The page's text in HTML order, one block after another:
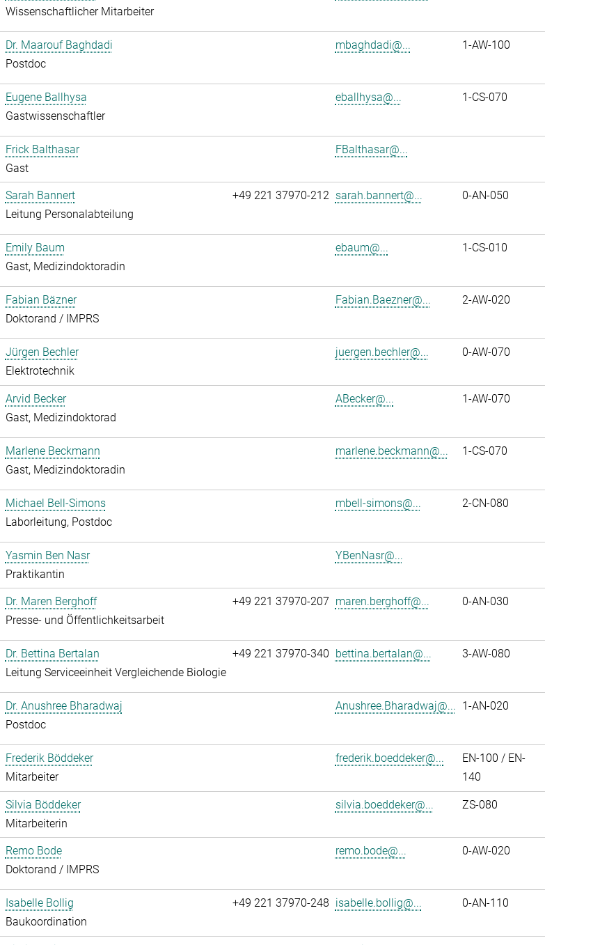
Wissenschaftlicher Mitarbeiter
Dr. Maarouf Baghdadi
Postdoc
mbaghdadi@... 1-AW-100
Eugene Ballhysa
Gastwissenschaftler
eballhysa@... 1-CS-070
Frick Balthasar
Gast
FBalthasar@...
Sarah Bannert
Leitung Personalabteilung
+49 221 37970-212 sarah.bannert@... 0-AN-050
Emily Baum
Gast, Medizindoktoradin
ebaum@... 1-CS-010
Fabian Bäzner
Doktorand / IMPRS
Fabian.Baezner@... 2-AW-020
Jürgen Bechler
Elektrotechnik
juergen.bechler@... 0-AW-070
Arvid Becker
Gast, Medizindoktorad
ABecker@... 1-AW-070
Marlene Beckmann
Gast, Medizindoktoradin
marlene.beckmann@... 1-CS-070
Michael Bell-Simons
Laborleitung, Postdoc
mbell-simons@... 2-CN-080
Yasmin Ben Nasr
Praktikantin
YBenNasr@...
Dr. Maren Berghoff
Presse- und Öffentlichkeitsarbeit
+49 221 37970-207 maren.berghoff@... 0-AN-030
Dr. Bettina Bertalan
Leitung Serviceeinheit Vergleichende Biologie
+49 221 37970-340 bettina.bertalan@... 3-AW-080
Dr. Anushree Bharadwaj
Postdoc
Anushree.Bharadwaj@... 1-AN-020
Frederik Böddeker
Mitarbeiter
frederik.boeddeker@...
EN-100 / EN-
140
Silvia Böddeker
Mitarbeiterin
silvia.boeddeker@... ZS-080
Remo Bode
Doktorand / IMPRS
remo.bode@... 0-AW-020
Isabelle Bollig
Baukoordination
+49 221 37970-248 isabelle.bollig@... 0-AN-110